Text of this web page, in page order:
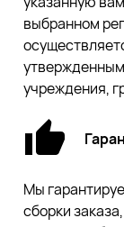
выбранном
учреждения,
Мы
сборки